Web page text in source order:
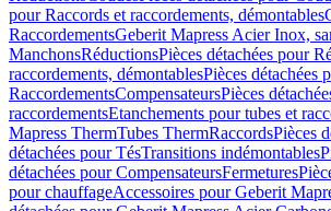
pour Raccords et raccordements, démontables
RaccordementsGeberit Mapress Acier Inox,
ManchonsRéductionsPièces détachées pour
raccordements, démontablesPièces détachées
RaccordementsCompensateursPièces
raccordementsEtanchements pour tubes et
Mapress ThermTubes ThermRaccordsPièces
détachées pour TésTransitions indémontables
détachées pour CompensateursFermetures
pour chauffageAccessoires pour Geberit